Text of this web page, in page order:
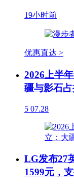
19小时前
优惠直达 >
2026上半
疆与影石
5 07.28
LG发布27
1599元，